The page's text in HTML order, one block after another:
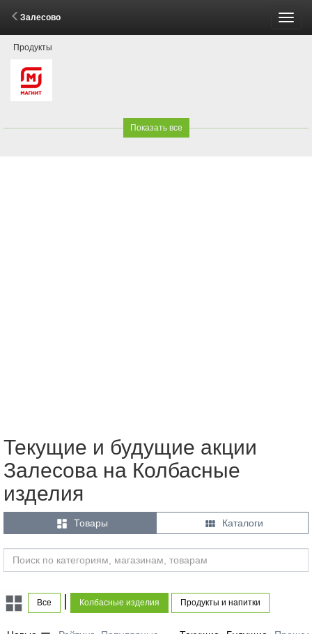
Залесово
Продукты
Показать все
Текущие и будущие акции
Залесова на Колбасные
изделия
 Товары  Каталоги
Все Колбасные изделия Продукты и напитки